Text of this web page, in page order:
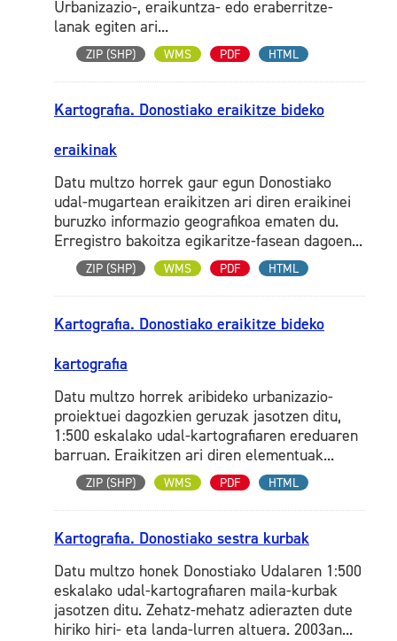
Urbanizazio-, eraikuntza- edo eraberritze-
lanak egiten ari...
ZIP (SHP) WMS PDF HTML
Kartografia. Donostiako eraikitze bideko
eraikinak
Datu multzo horrek gaur egun Donostiako
udal-mugartean eraikitzen ari diren eraikinei
buruzko informazio geografikoa ematen du.
Erregistro bakoitza egikaritze-fasean dagoen...
ZIP (SHP) WMS PDF HTML
Kartografia. Donostiako eraikitze bideko
kartografia
Datu multzo horrek aribideko urbanizazio-
proiektuei dagozkien geruzak jasotzen ditu,
1:500 eskalako udal-kartografiaren ereduaren
barruan. Eraikitzen ari diren elementuak...
ZIP (SHP) WMS PDF HTML
Kartografia. Donostiako sestra kurbak
Datu multzo honek Donostiako Udalaren 1:500
eskalako udal-kartografiaren maila-kurbak
jasotzen ditu. Zehatz-mehatz adierazten dute
hiriko hiri- eta landa-lurren altuera. 2003an...